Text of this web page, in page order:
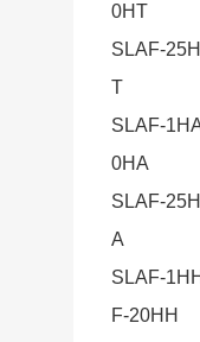
0HT
SLAF-
T
SLAF-
0HA
SLAF-
A
SLAF-
F-20HH